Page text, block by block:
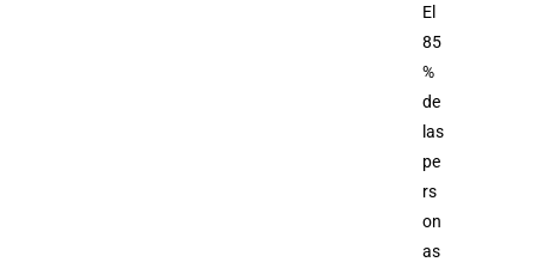
El
85
%
de
las
pe
rs
on
as